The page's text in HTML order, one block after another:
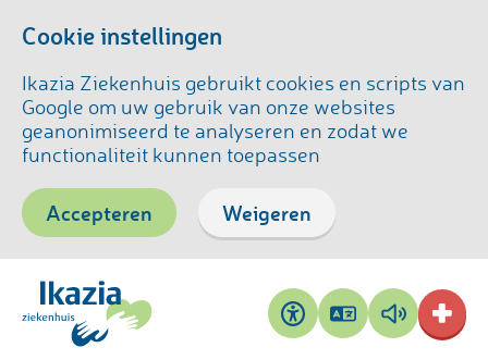
Cookie instellingen
Ikazia Ziekenhuis gebruikt cookies en scripts van
Google om uw gebruik van onze websites
geanonimiseerd te analyseren en zodat we
functionaliteit kunnen toepassen
Accepteren Weigeren
Toegankelijkheid
Pagina
vertalen
Pagina
voorlezen